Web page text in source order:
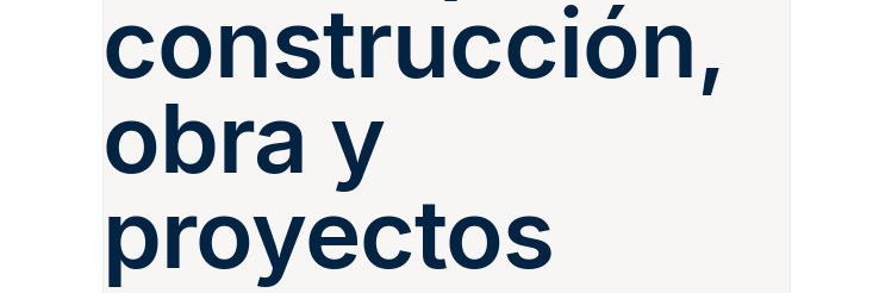
construcción,
obra y
proyectos